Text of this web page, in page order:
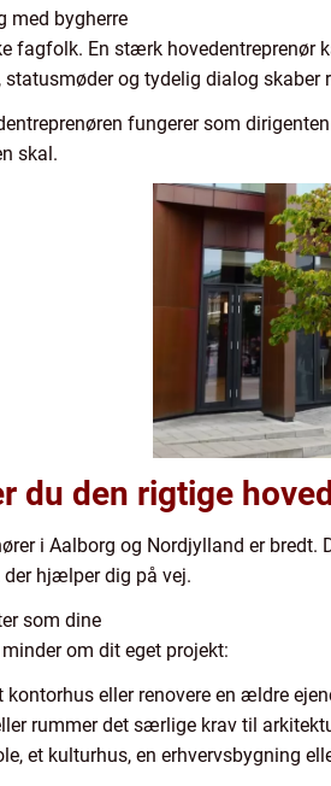
med bygherre
fagfolk. En stærk
statusmøder og tydelig dialog skaber
fungerer som
skal.
du den rigtige
i Aalborg og Nordjylland er
der hjælper dig på vej.
som dine
om dit eget projekt:
eller renovere en ældre
rummer det særlige krav til
et kulturhus, en erhvervsbygning